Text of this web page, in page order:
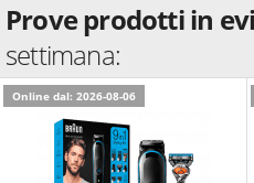
Prove prodotti in
settimana:
Online dal: 2026-08-06